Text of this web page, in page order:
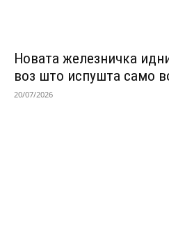
Новата железничка
воз што испушта само
20/07/2026